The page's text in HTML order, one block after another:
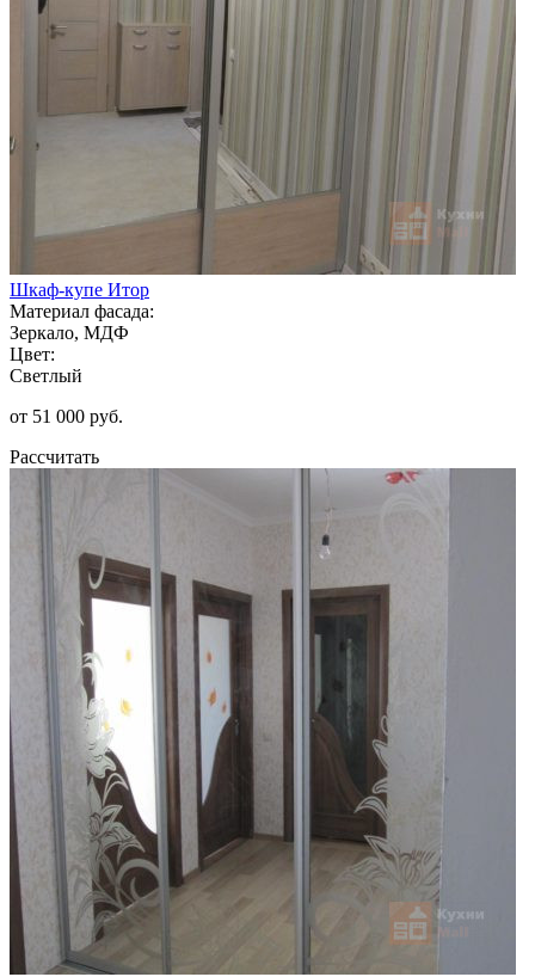
Шкаф-купе Итор
Материал фасада:
Зеркало, МДФ
Цвет:
Светлый
от 51 000 руб.
Рассчитать